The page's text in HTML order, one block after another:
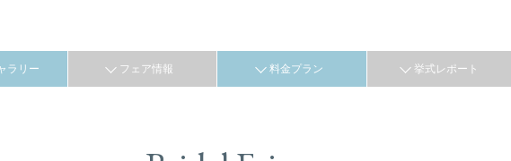
ラリー フェア情報 料金プラン 挙式レポート